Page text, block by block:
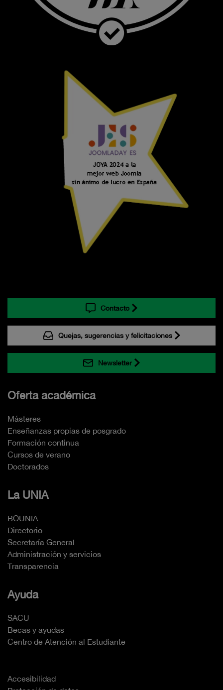
Contacto
Quejas, sugerencias y felicitaciones
Newsletter
Oferta académica
Másteres
Enseñanzas propias de posgrado
Formación continua
Cursos de verano
Doctorados
La UNIA
BOUNIA
Directorio
Secretaría General
Administración y servicios
Transparencia
Ayuda
SACU
Becas y ayudas
Centro de Atención al Estudiante
Accesibilidad